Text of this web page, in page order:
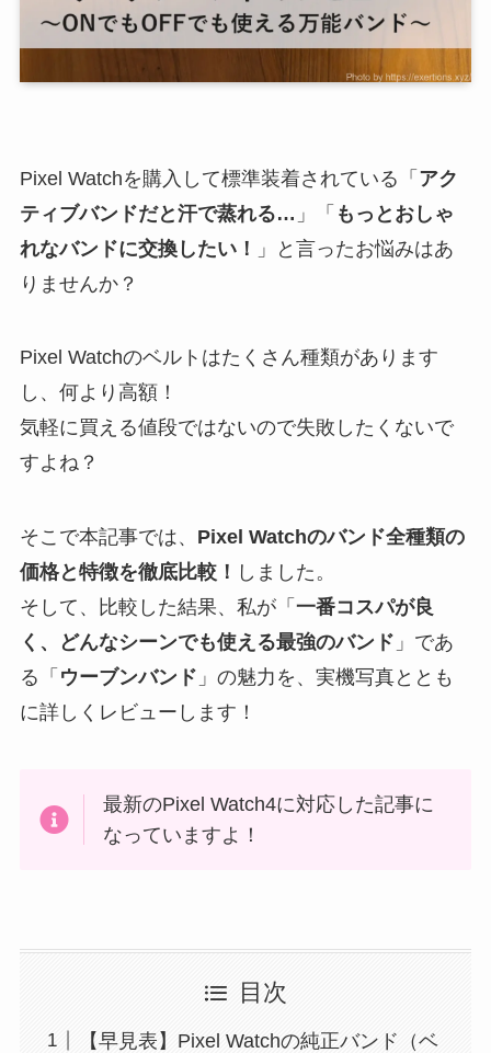
Pixel Watchを購入して標準装着されている「 アク
ティブバンドだと汗で蒸れる… 」「 もっとおしゃ
れなバンドに交換したい！
」と言ったお悩みはあ
りませんか？
Pixel Watchのベルトはたくさん種類があります
し、何より高額！
気軽に買える値段ではないので失敗したくないで
すよね？
そこで本記事では、 Pixel Watchのバンド全種類の
価格と特徴を徹底比較！ しました。
そして、比較した結果、私が「 一番コスパが良
く、どんなシーンでも使える最強のバンド 」であ
る「 ウーブンバンド 」の魅力を、実機写真ととも
に詳しくレビューします！
最新のPixel Watch4に対応した記事に
なっていますよ！
目次
【早見表】Pixel Watchの純正バンド（ベ